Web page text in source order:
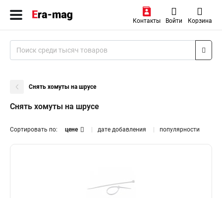
Контакты Войти Корзина
Снять хомуты на шрусе
Снять хомуты на шрусе
Сортировать по: цене дате добавления популярности